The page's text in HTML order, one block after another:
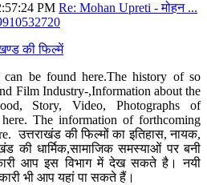
PM Re: Mohan Upreti - मोहन ...
की फिल्में
be found here.The history of so
Film Industry-,Information about the
Story, Video, Photographs of
The information of forthcoming
उत्तराखंड की फिल्मों का इतिहास, नायक,
की धार्मिक,सामाजिक समस्याओं पर बनी
आप इस विभाग में देख सकते है। नयी
भी आप यहां पा सकते हैं।